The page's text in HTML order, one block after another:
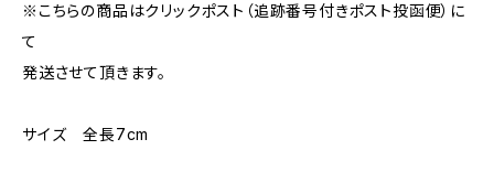
※こちらの商品はクリックポスト（追跡番号付きポスト投函便）に
て
発送させて頂きます。
サイズ 全長7cm